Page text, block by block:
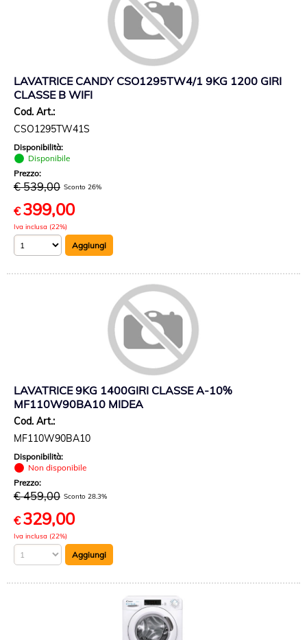
LAVATRICE CANDY CSO1295TW4/1 9KG 1200 GIRI
CLASSE B WIFI
Cod. Art.:
CSO1295TW41S
Disponibilità:
Disponibile
Prezzo:
€ 539,00 Sconto 26%
€ 399,00
Iva inclusa (22%)
LAVATRICE 9KG 1400GIRI CLASSE A-10%
MF110W90BA10 MIDEA
Cod. Art.:
MF110W90BA10
Disponibilità:
Non disponibile
Prezzo:
€ 459,00 Sconto 28.3%
€ 329,00
Iva inclusa (22%)